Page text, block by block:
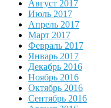
Август 2017
Июль 2017
Апрель 2017
Март 2017
Февраль 2017
Январь 2017
Декабрь 2016
Ноябрь 2016
Октябрь 2016
Сентябрь 2016